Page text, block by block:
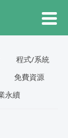
程式/系統
免費資源
永續